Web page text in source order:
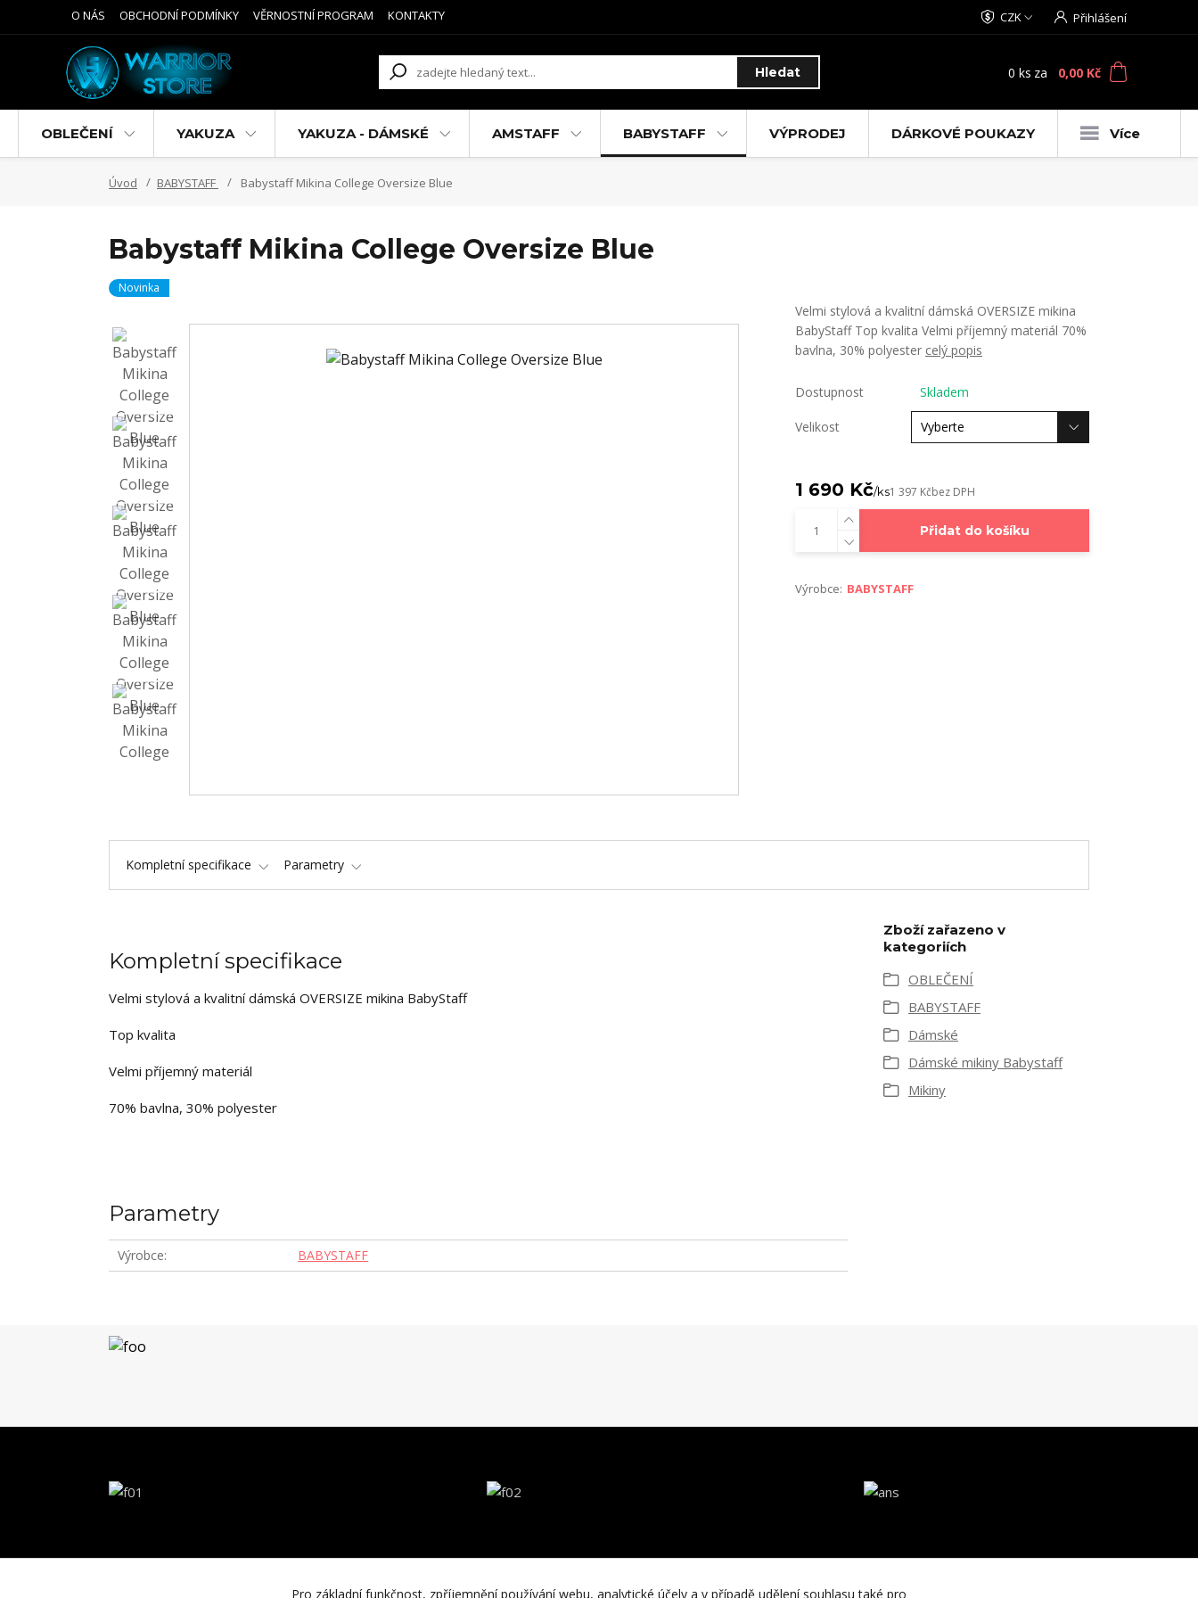
O NÁS OBCHODNÍ PODMÍNKY VĚRNOSTNÍ PROGRAM KONTAKTY CZK Přihlášení
Hledat 0 ks za 0,00 Kč
OBLEČENÍ YAKUZA YAKUZA - DÁMSKÉ AMSTAFF BABYSTAFF VÝPRODEJ DÁRKOVÉ POUKAZY Více
Úvod BABYSTAFF Babystaff Mikina College Oversize Blue
Babystaff Mikina College Oversize Blue
Novinka
Velmi stylová a kvalitní dámská OVERSIZE mikina
BabyStaff Top kvalita Velmi příjemný materiál 70%
bavlna, 30% polyester celý popis
Dostupnost Skladem
Velikost
1 690 Kč/ks1 397 Kčbez DPH
Přidat do košíku
Výrobce: BABYSTAFF
Kompletní specifikace Parametry
Kompletní specifikace
Velmi stylová a kvalitní dámská OVERSIZE mikina BabyStaff
Top kvalita
Velmi příjemný materiál
70% bavlna, 30% polyester
Parametry
Výrobce BABYSTAFF
Zboží zařazeno v
kategoriích
OBLEČENÍ
BABYSTAFF
Dámské
Dámské mikiny Babystaff
Mikiny
Pro základní funkčnost, zpříjemnění používání webu, analytické účely a v případě udělení souhlasu také pro